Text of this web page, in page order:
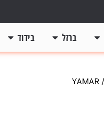
ברזל בידוד
/ YAMAR